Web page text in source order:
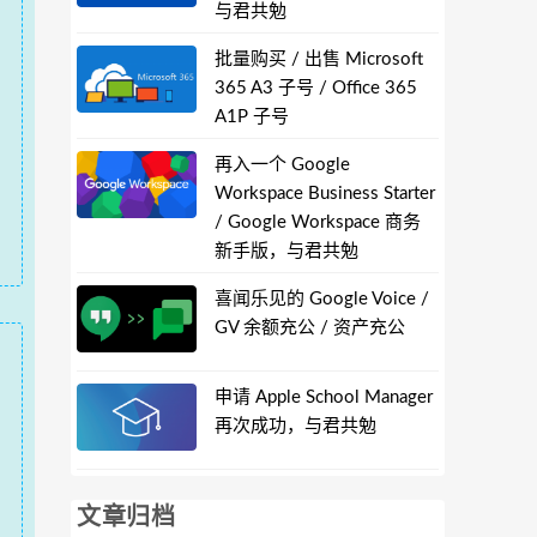
与君共勉
批量购买 / 出售 Microsoft
365 A3 子号 / Office 365
A1P 子号
再入一个 Google
Workspace Business Starter
/ Google Workspace 商务
新手版，与君共勉
喜闻乐见的 Google Voice /
GV 余额充公 / 资产充公
申请 Apple School Manager
再次成功，与君共勉
文章归档